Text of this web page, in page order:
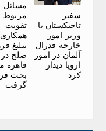
سفیر
تاجیکستان با
وزیر امور
خارجه فدرال
آلمان در امور
اروپا دیدار
کرد
مسائل
مربوط
تقویت
همکاری
تبلیغ
صلح در
قاهره
بحث
گرفت